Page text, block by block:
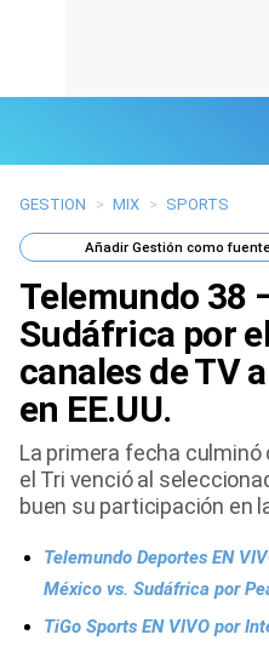
Últimas Noticias
Mi Bolsillo
Respuestas
Gente
Tendencias Mix
GESTION > MIX > SPORTS
AñadirGestión como
Telemundo 38
Sudáfrica por
canales de TV
en EE.UU.
La primera fecha
el Tri venció al
buen su participación en
Telemundo Deportes EN
México vs. Sudáfrica por
TiGo Sports EN VIVO por